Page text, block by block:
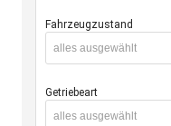
Fahrzeugzustand
alles ausgewählt
Getriebeart
alles ausgewählt